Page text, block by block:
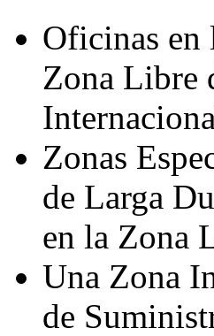
Oficinas en
Zona Libre
Zonas
de Larga
en la Zona
Una Zona
de